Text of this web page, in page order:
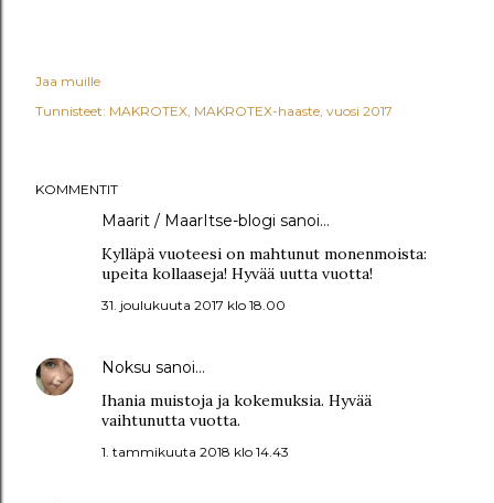
Jaa muille
Tunnisteet: MAKROTEX MAKROTEX-haaste vuosi 2017
KOMMENTIT
Maarit / MaarItse-blogi sanoi…
Kylläpä vuoteesi on mahtunut monenmoista:
upeita kollaaseja! Hyvää uutta vuotta!
31. joulukuuta 2017 klo 18.00
Noksu sanoi…
Ihania muistoja ja kokemuksia. Hyvää
vaihtunutta vuotta.
1. tammikuuta 2018 klo 14.43